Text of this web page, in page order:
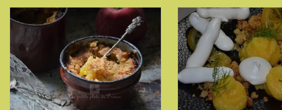
Comfort food, les recettes doudou Coquillages et crustacés Courges,
Déjeuner sur l'herbe Desserts - glaces - pâtisserie Finger food, snack
Garden Party - buffet - Verrines Gâteau d'anniversaire Glaces, sorbets, desserts